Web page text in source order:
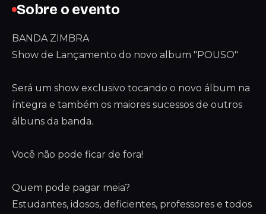
Sobre o evento
BANDA ZIMBRA
Show de Lançamento do novo album "POUSO"
Será um show exclusivo tocando o novo álbum na
íntegra e também os maiores sucessos de outros
álbuns da banda.
Você não pode ficar de fora!
Quem pode pagar meia?
Estudantes, idosos, deficientes, professores e todos